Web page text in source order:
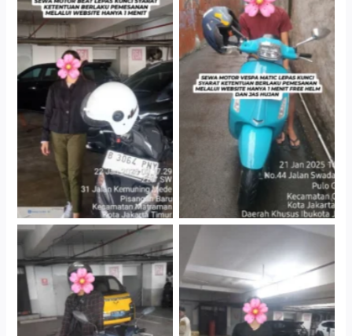
Cityplaza Jatinegara
Gedung Parkir P6A
Antar Jemput Kendaraan